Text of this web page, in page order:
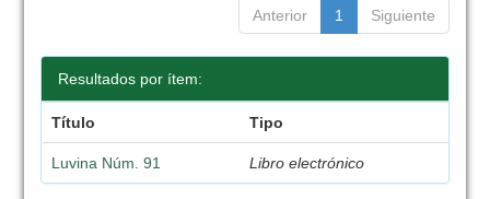
Anterior 1 Siguiente
Resultados por ítem:
Título Tipo
Luvina Núm. 91 Libro electrónico